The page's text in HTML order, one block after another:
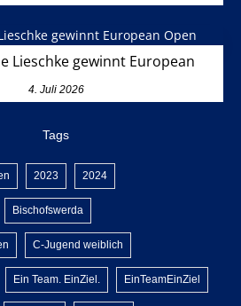
Lieschke gewinnt European
4. Juli 2026
Tags
2023 2024
Bischofswerda
C-Jugend weiblich
Ein Team. EinZiel. EinTeamEinZiel